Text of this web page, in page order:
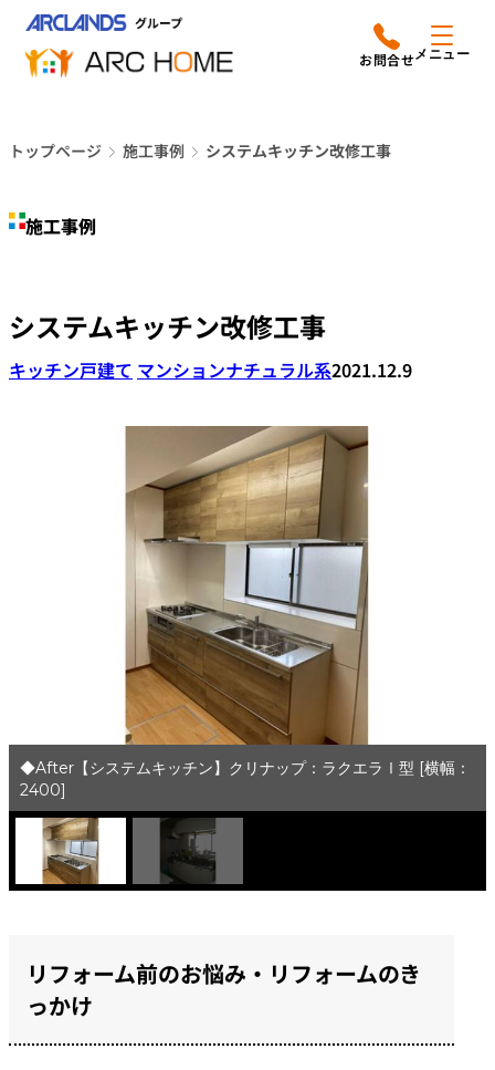
ッ
アークホームについて
施工事例
店舗案内
オーナー向け会員サービス
採用情報はこちら
メニュー
営業時間は
平日9時から18時までと
電話をかける
トップページ 施工事例 システムキッチン改修工事
施工事例
システムキッチン改修工事
キッチン戸建て マンションナチュラル系2021.12.9
◆After【システムキッチン】クリナップ：ラクエラⅠ型 [横幅：
2400]
リフォーム前のお悩み・リフォームのき
っかけ